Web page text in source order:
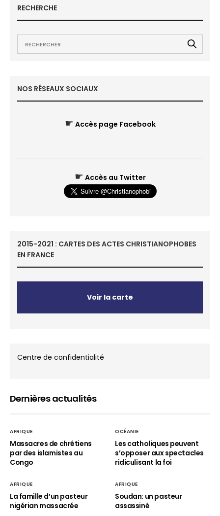
RECHERCHE
NOS RÉSEAUX SOCIAUX
☛ Accès page Facebook
☛ Accès au Twitter
2015-2021 : CARTES DES ACTES CHRISTIANOPHOBES
EN FRANCE
Voir la carte
Centre de confidentialité
Dernières actualités
AFRIQUE
Massacres de chrétiens
par des islamistes au
Congo
OCÉANIE
Les catholiques peuvent
s’opposer aux spectacles
ridiculisant la foi
AFRIQUE
La famille d’un pasteur
nigérian massacrée
AFRIQUE
Soudan: un pasteur
assassiné